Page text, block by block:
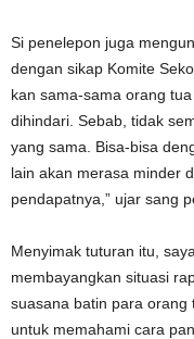
Si penelepon juga
dengan sikap Komite
kan sama-sama orang
dihindari. Sebab, tidak
yang sama. Bisa-bisa
lain akan merasa minder
pendapatnya,” ujar sang
Menyimak tuturan itu,
membayangkan situasi
suasana batin para orang
untuk memahami cara